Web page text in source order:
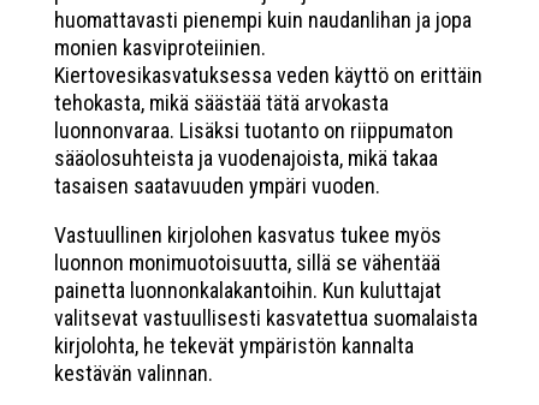
huomattavasti pienempi kuin naudanlihan ja jopa
monien kasviproteiinien.
Kiertovesikasvatuksessa veden käyttö on erittäin
tehokasta, mikä säästää tätä arvokasta
luonnonvaraa. Lisäksi tuotanto on riippumaton
sääolosuhteista ja vuodenajoista, mikä takaa
tasaisen saatavuuden ympäri vuoden.
Vastuullinen kirjolohen kasvatus tukee myös
luonnon monimuotoisuutta, sillä se vähentää
painetta luonnonkalakantoihin. Kun kuluttajat
valitsevat vastuullisesti kasvatettua suomalaista
kirjolohta, he tekevät ympäristön kannalta
kestävän valinnan.